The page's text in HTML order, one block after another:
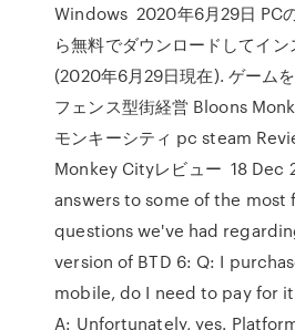
Windows 2020年6月29日 PC
ら無料でダウンロードしてイン
(2020年6月29日現在). ゲーム
フェンス型街経営 Bloons
モンキーシティ pc steam
Monkey Cityレビュー 18 Dec
answers to some of the most
questions we've had
version of BTD 6: Q: I
mobile, do I need to pay for
A: Unfortunately, yes.